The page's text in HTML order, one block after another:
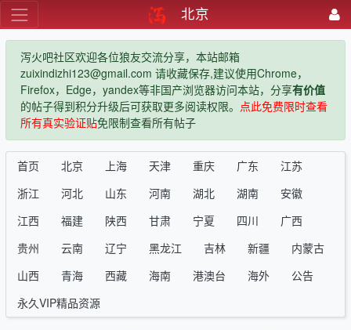
北京
泻火吧社区欢迎各位狼友交流分享，本站邮箱
zuixindizhi123@gmail.com 请收藏保存,建议使用Chrome，
Firefox，Edge，yandex等非国产浏览器访问本站，分享有价值
的帖子得到积分升级后可获取更多阅读权限。 点此免费限时查看
所有真实验证贴免限制查看所有帖子
首页 北京 上海 天津 重庆 广东
江苏
浙江
河北 山东 河南 湖北 湖南
安徽
江西
福建 陕西 甘肃 宁夏 四川
广西
贵州
云南 辽宁 黑龙江 吉林 新疆
内蒙古
山西
青海 西藏 海南 港澳台 海外
公告
永久VIP精品资源